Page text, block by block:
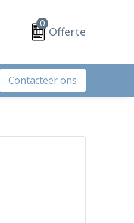
0
Offerte
Contacteer ons